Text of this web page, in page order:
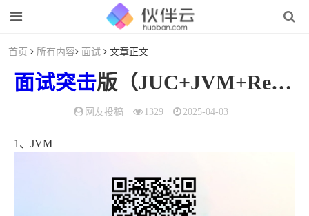
首页 所有内容 面试 文章正文
面试突击版（JUC+JVM+Redis+SSM+SpringBoot+MQ）
网友投稿 1329 2025-04-03
1、JVM